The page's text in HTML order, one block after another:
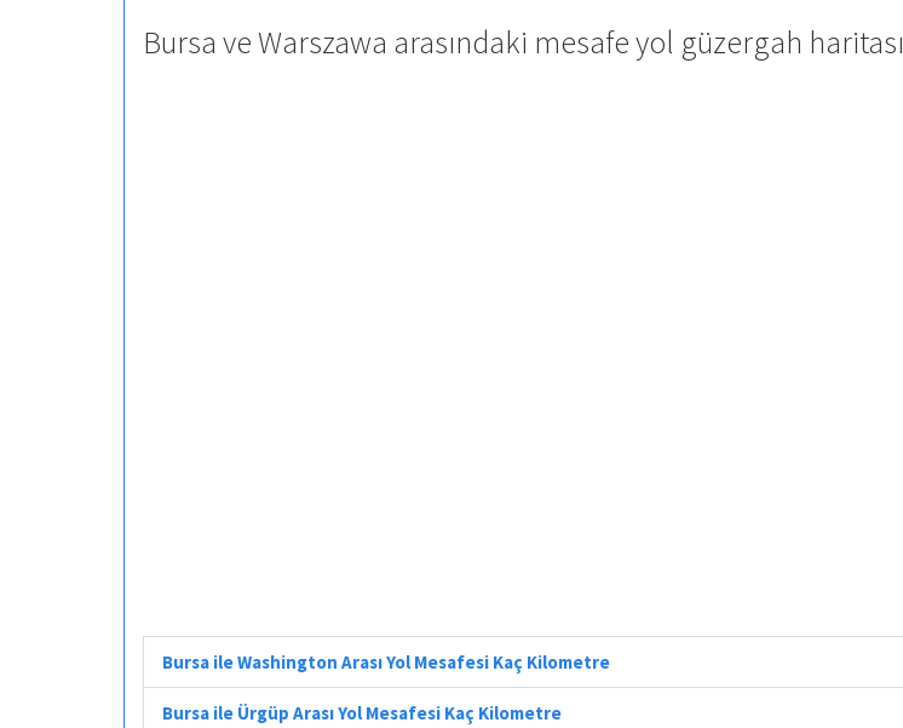
Bursa ve Warszawa arasındaki mesafe yol güzergah haritası
Bursa ile Washington Arası Yol Mesafesi Kaç Kilometre
Bursa ile Ürgüp Arası Yol Mesafesi Kaç Kilometre